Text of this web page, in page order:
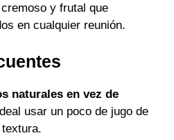
y frutal que
en cualquier reunión.
naturales en vez de
usar un poco de jugo de